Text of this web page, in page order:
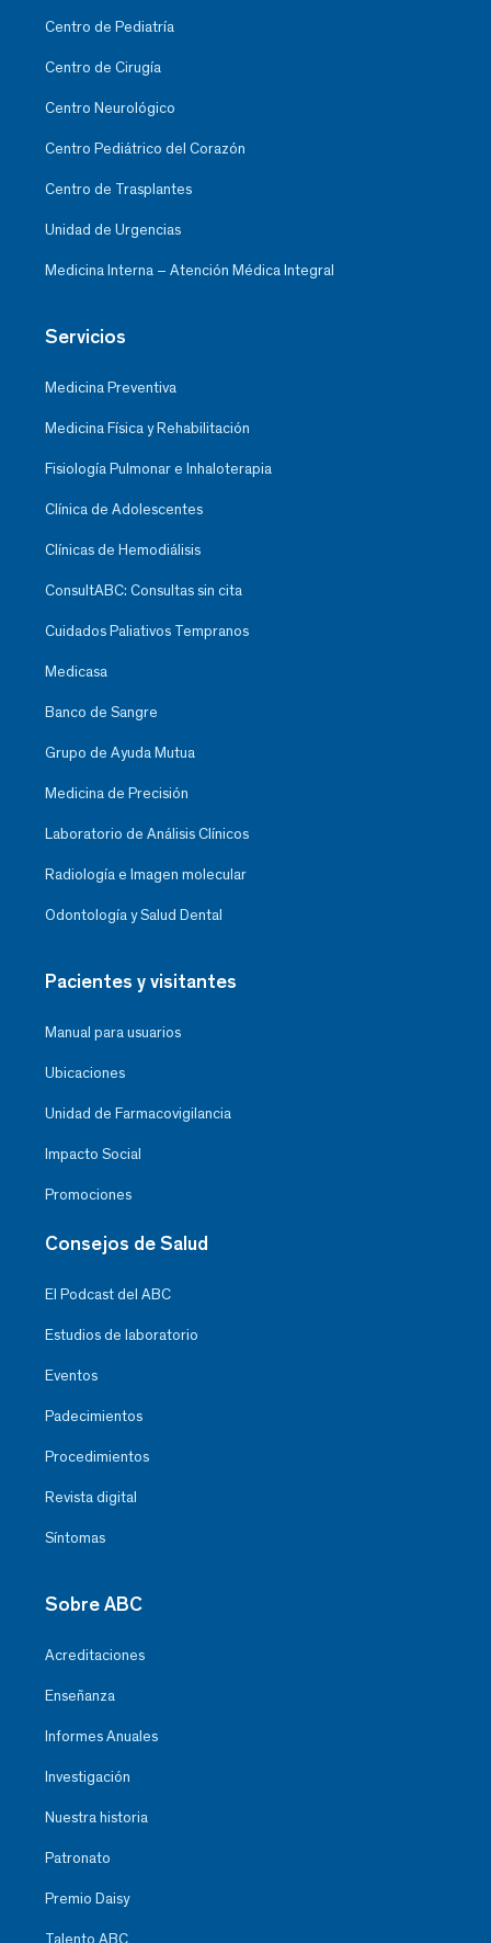
Centro de Pediatría
Centro de Cirugía
Centro Neurológico
Centro Pediátrico del Corazón
Centro de Trasplantes
Unidad de Urgencias
Medicina Interna – Atención Médica Integral
Servicios
Medicina Preventiva
Medicina Física y Rehabilitación
Fisiología Pulmonar e Inhaloterapia
Clínica de Adolescentes
Clínicas de Hemodiálisis
ConsultABC: Consultas sin cita
Cuidados Paliativos Tempranos
Medicasa
Banco de Sangre
Grupo de Ayuda Mutua
Medicina de Precisión
Laboratorio de Análisis Clínicos
Radiología e Imagen molecular
Odontología y Salud Dental
Pacientes y visitantes
Manual para usuarios
Ubicaciones
Unidad de Farmacovigilancia
Impacto Social
Promociones
Consejos de Salud
El Podcast del ABC
Estudios de laboratorio
Eventos
Padecimientos
Procedimientos
Revista digital
Síntomas
Sobre ABC
Acreditaciones
Enseñanza
Informes Anuales
Investigación
Nuestra historia
Patronato
Premio Daisy